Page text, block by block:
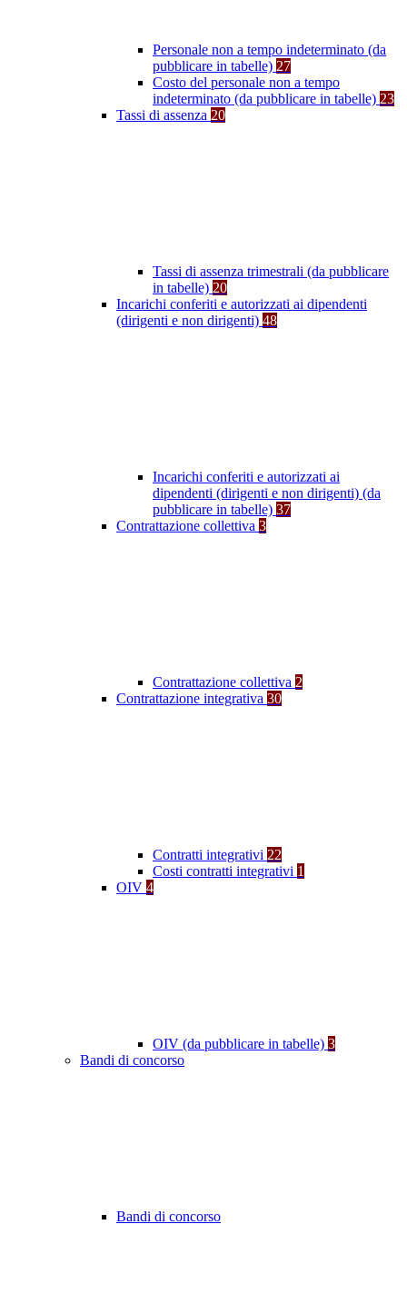
Personale non a tempo indeterminato (da
pubblicare in tabelle) 27
Costo del personale non a tempo
indeterminato (da pubblicare in tabelle) 23
Tassi di assenza 20
Tassi di assenza trimestrali (da pubblicare
in tabelle) 20
Incarichi conferiti e autorizzati ai dipendenti
(dirigenti e non dirigenti) 48
Incarichi conferiti e autorizzati ai
dipendenti (dirigenti e non dirigenti) (da
pubblicare in tabelle) 37
Contrattazione collettiva 3
Contrattazione collettiva 2
Contrattazione integrativa 30
Contratti integrativi 22
Costi contratti integrativi 1
OIV 4
OIV (da pubblicare in tabelle) 3
Bandi di concorso
Bandi di concorso